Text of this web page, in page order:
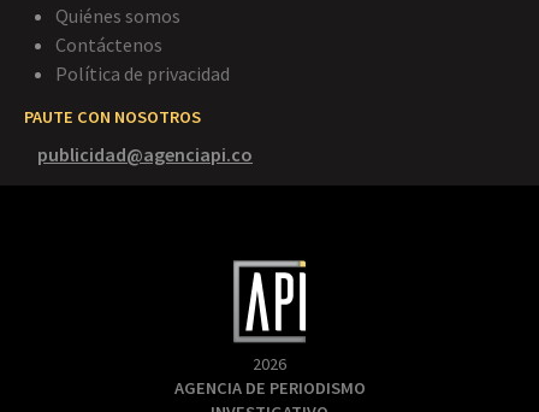
Quiénes somos
Contáctenos
Política de privacidad
PAUTE CON NOSOTROS
publicidad@agenciapi.co
2026
AGENCIA DE PERIODISMO